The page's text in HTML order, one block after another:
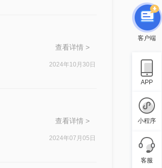
查看详情 >
2024年10月30日
查看详情 >
2024年07月05日
客户端
APP
小程序
客服